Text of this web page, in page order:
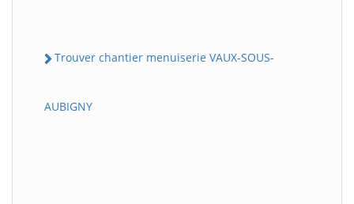
Trouver chantier menuiserie VAUX-SOUS-
AUBIGNY